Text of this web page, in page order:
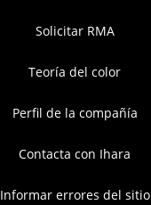
Solicitar RMA
Teoría del color
Perfil de la compañía
Contacta con Ihara
Informar errores del sitio